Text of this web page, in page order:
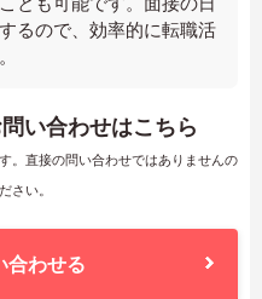
るので、効率的に転職活
い合わせはこちら
。直接の問い合わせではありませんの
さい。
合わせる